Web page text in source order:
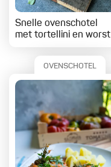
Snelle ovenschotel
met tortellini en worst
OVENSCHOTEL